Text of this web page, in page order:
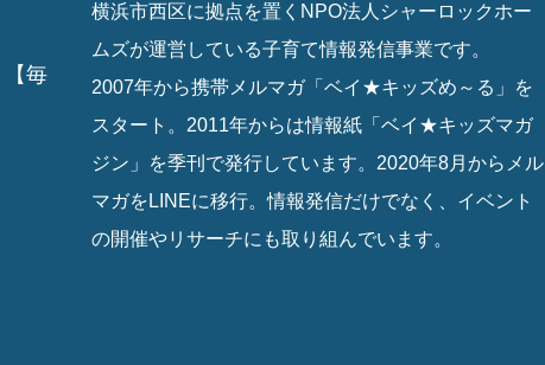
毎
横浜市西区に拠点を置くNPO法人シャーロックホー
ムズが運営している子育て情報発信事業です。
2007年から携帯メルマガ「ベイ★キッズめ～る」を
スタート。2011年からは情報紙「ベイ★キッズマガ
ジン」を季刊で発行しています。2020年8月からメル
マガをLINEに移行。情報発信だけでなく、イベント
の開催やリサーチにも取り組んでいます。